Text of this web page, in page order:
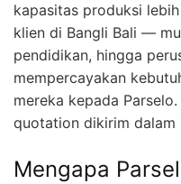
kapasitas produksi
klien di Bangli Bali —
pendidikan, hingga
mempercayakan
mereka kepada
quotation dikirim dalam
Mengapa